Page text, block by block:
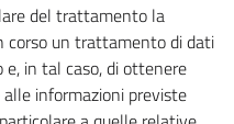
del trattamento la
corso un trattamento di dati
e, in tal caso, di ottenere
alle informazioni previste